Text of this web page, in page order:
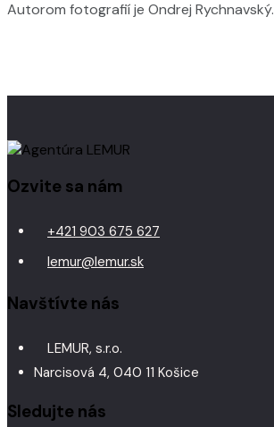
Autorom fotografií je Ondrej Rychnavský.
Ozvite sa nám
+421 903 675 627
lemur@lemur.sk
Navštívte nás
LEMUR, s.r.o.
Narcisová 4, 040 11 Košice
Sledujte nás